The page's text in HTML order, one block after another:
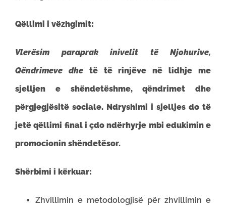
Qëllimi i vëzhgimit:
Vlerësim paraprak inivelit të Njohurive,
Qëndrimeve dhe të të rinjëve në lidhje me
sjelljen e shëndetëshme, qëndrimet dhe
përgjegjësitë sociale. Ndryshimi i sjelljes do të
jetë qëllimi final i çdo ndërhyrje mbi edukimin e
promocionin shëndetësor.
Shërbimi i kërkuar:
Zhvillimin e metodologjisë për zhvillimin e